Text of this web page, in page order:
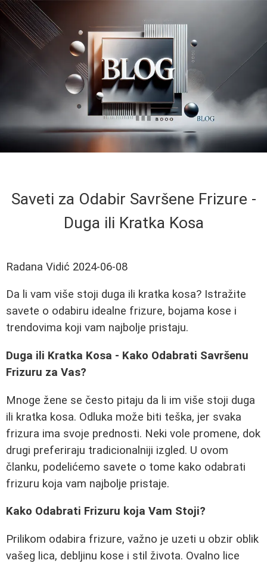
Saveti za Odabir Savršene Frizure -
Duga ili Kratka Kosa
Radana Vidić 2024-06-08
Da li vam više stoji duga ili kratka kosa? Istražite
savete o odabiru idealne frizure, bojama kose i
trendovima koji vam najbolje pristaju.
Duga ili Kratka Kosa - Kako Odabrati Savršenu
Frizuru za Vas?
Mnoge žene se često pitaju da li im više stoji duga
ili kratka kosa. Odluka može biti teška, jer svaka
frizura ima svoje prednosti. Neki vole promene, dok
drugi preferiraju tradicionalniji izgled. U ovom
članku, podelićemo savete o tome kako odabrati
frizuru koja vam najbolje pristaje.
Kako Odabrati Frizuru koja Vam Stoji?
Prilikom odabira frizure, važno je uzeti u obzir oblik
vašeg lica, debljinu kose i stil života. Ovalno lice